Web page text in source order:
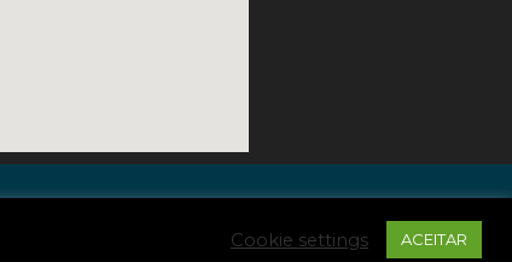
Cookie settings ACEITAR